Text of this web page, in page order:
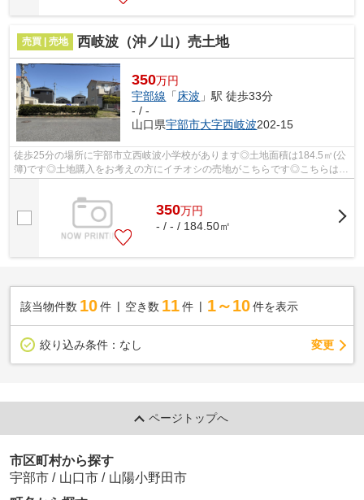
売買 | 売地 西岐波（沖ノ山）売土地
350万円
宇部線 「床波 」駅 徒歩33分
- / -
山口県宇部市大字西岐波202-15
徒歩25分の場所に宇部市立西岐波小学校があります◎土地面積は184.5㎡(公
簿)です◎土地購入をお考えの方にイチオシの売地がこちらです◎こちらは間
取りや建築時期などの建築条件に指定が...
350万円
- / - / 184.50㎡
該当物件数 10件 空き数 11 件 1～10 件を表示
絞り込み条件： なし 変更
ページトップへ
市区町村から探す
宇部市 / 山口市 / 山陽小野田市